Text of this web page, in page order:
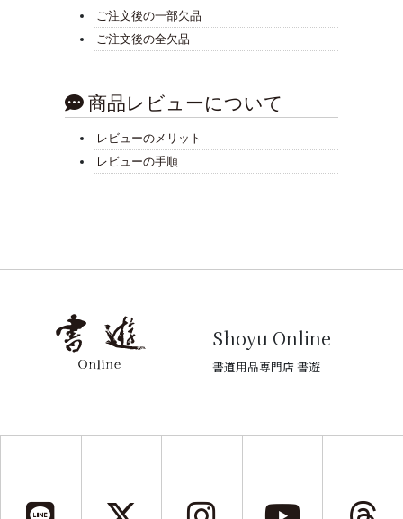
ご注文後の一部欠品
ご注文後の全欠品
商品レビューについて
レビューのメリット
レビューの手順
Shoyu Online
書道用品専門店 書遊